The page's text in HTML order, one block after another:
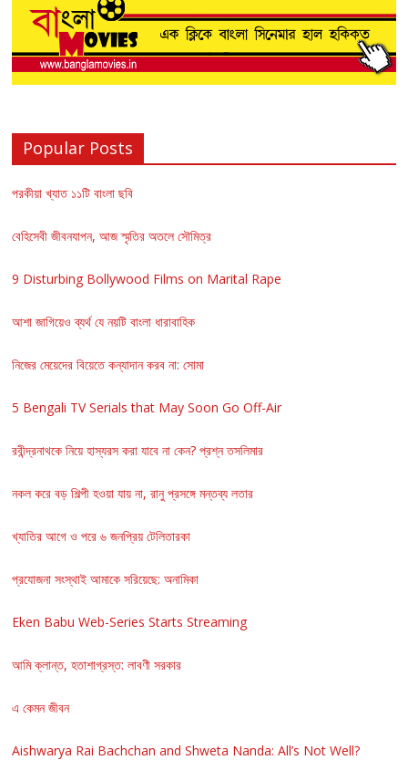
Popular Posts
পরকীয়া খ্যাত ১১টি বাংলা ছবি
বেহিসেবী জীবনযাপন, আজ স্মৃতির অতলে সৌমিত্র
9 Disturbing Bollywood Films on Marital Rape
আশা জাগিয়েও ব্যর্থ যে নয়টি বাংলা ধারাবাহিক
নিজের মেয়েদের বিয়েতে কন্যাদান করব না: সোমা
5 Bengali TV Serials that May Soon Go Off-Air
রবীন্দ্রনাথকে নিয়ে হাস্যরস করা যাবে না কেন? প্রশ্ন তসলিমার
নকল করে বড় শিল্পী হওয়া যায় না, রানু প্রসঙ্গে মন্তব্য লতার
খ্যাতির আগে ও পরে ৬ জনপ্রিয় টেলিতারকা
প্রযোজনা সংস্থাই আমাকে সরিয়েছে: অনামিকা
Eken Babu Web-Series Starts Streaming
আমি ক্লান্ত, হতাশাগ্রস্ত: লাবণী সরকার
এ কেমন জীবন
Aishwarya Rai Bachchan and Shweta Nanda: All’s Not Well?